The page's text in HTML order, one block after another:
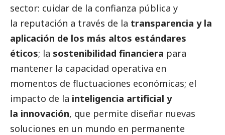
sector: cuidar de la confianza pública y
la reputación a través de la transparencia y la
aplicación de los más altos estándares
éticos; la sostenibilidad financiera para
mantener la capacidad operativa en
momentos de fluctuaciones económicas; el
impacto de la inteligencia artificial y
la innovación, que permite diseñar nuevas
soluciones en un mundo en permanente